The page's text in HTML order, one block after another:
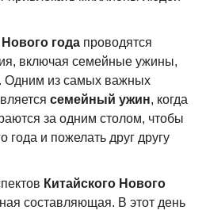
Нового года проводятся
включая семейные ужины,
Одним из самых важных
семейный ужин, когда
за одним столом, чтобы
года и пожелать друг другу
Китайского Нового
составляющая. В этот день